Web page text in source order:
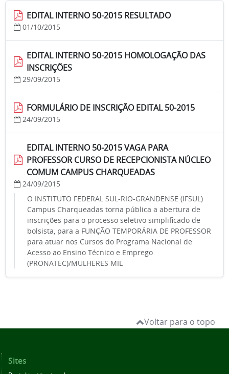
EDITAL INTERNO 50-2015 RESULTADO
01/10/2015
EDITAL INTERNO 50-2015 HOMOLOGAÇÃO DAS
INSCRIÇÕES
29/09/2015
FORMULÁRIO DE INSCRIÇÃO EDITAL 50-2015
24/09/2015
EDITAL INTERNO 50-2015 VAGA PARA
PROFESSOR CURSO DE RECEPCIONISTA NÚCLEO
COMUM CAMPUS CHARQUEADAS
24/09/2015
O INSTITUTO FEDERAL SUL-RIO-GRANDENSE (IFSUL)
Campus Charqueadas torna pública a abertura de
inscrições para o processo seletivo simplificado de
bolsista, para a FUNÇÃO TEMPORÁRIA DE PROFESSOR
para atuar nos Cursos do Programa Nacional de
Acesso ao Ensino Técnico e Emprego
(PRONATEC)/MULHERES MIL
Voltar para o topo
Sites